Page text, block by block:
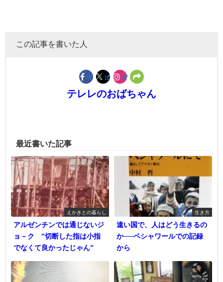
この記事を書いた人
テレレのおばちゃん
最近書いた記事
えかきとの暮らし
アルゼンチンでは通じないジ
ョ－ク ”切断した指は小指
でなくて良かったじゃん”
生き方
遠い国で、人はどう生きるの
か──ペシャワールでの記録
から